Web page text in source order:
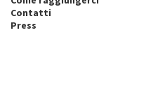
Contatti
Press